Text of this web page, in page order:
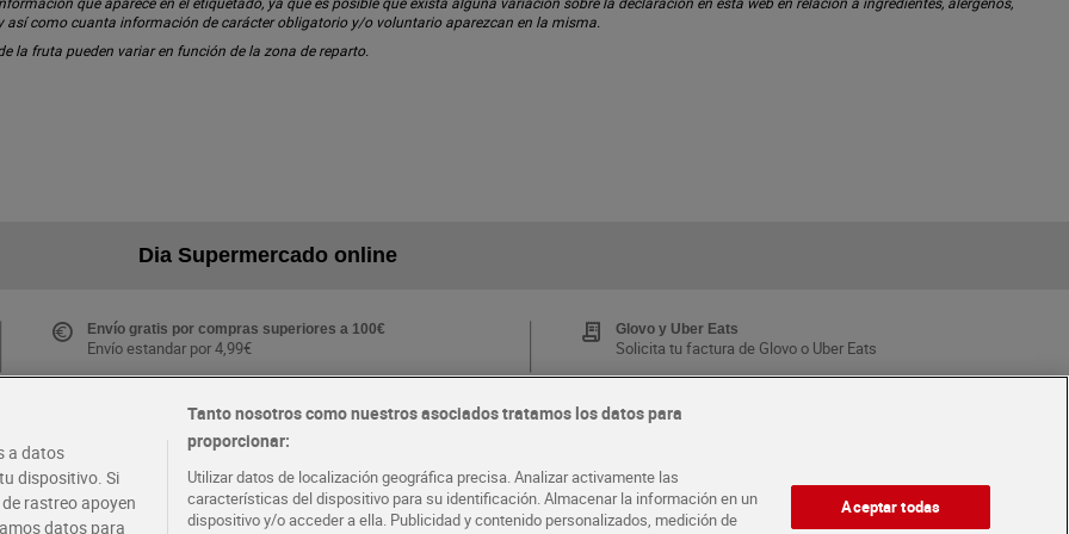
como cuanta información de carácter obligatorio y/o voluntario aparezcan en la misma.
la fruta pueden variar en función de la zona de reparto.
Dia Supermercado online
Envío gratis por compras superiores a 100€
Envío estandar por 4,99€
Glovo y Uber Eats
Solicita tu factura de Glovo o Uber Eats
Folletos y Tiendas
cercana
¡Solicita tu tarjeta de crédito aquí!
a datos
dispositivo. Si
rastreo apoyen
datos para
Tanto nosotros como nuestros asociados tratamos los datos para
proporcionar:
Utilizar datos de localización geográfica precisa. Analizar activamente las
características del dispositivo para su identificación. Almacenar la información en un
dispositivo y/o acceder a ella. Publicidad y contenido personalizados, medición de
Aceptar todas